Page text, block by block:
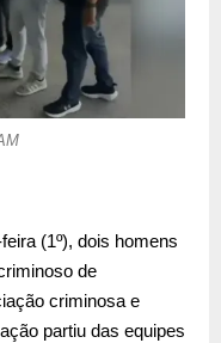
(1º), dois homens
de
criminosa e
partiu das equipes